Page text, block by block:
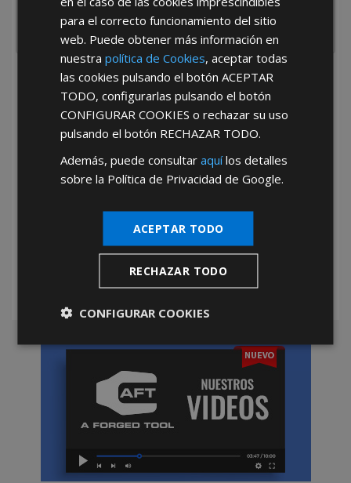
He leído y acepto laPolítica de Privacidad
*Abstenerse particulares, sólo venta a tiendas y empresas minoristas y
para el correcto funcionamiento del sitio
web. Puede obtener más información en
nuestrapolítica de Cookies, aceptar todas
las cookies pulsando el botónACEPTAR
TODO, configurarlas pulsando el botón
CONFIGURAR COOKIES o rechazar su uso
pulsando el botón RECHAZAR TODO.
Además, puede consultaraquílos detalles
sobre la Política de Privacidad de Google.
ACEPTAR TODO
RECHAZAR TODO
CONFIGURAR COOKIES